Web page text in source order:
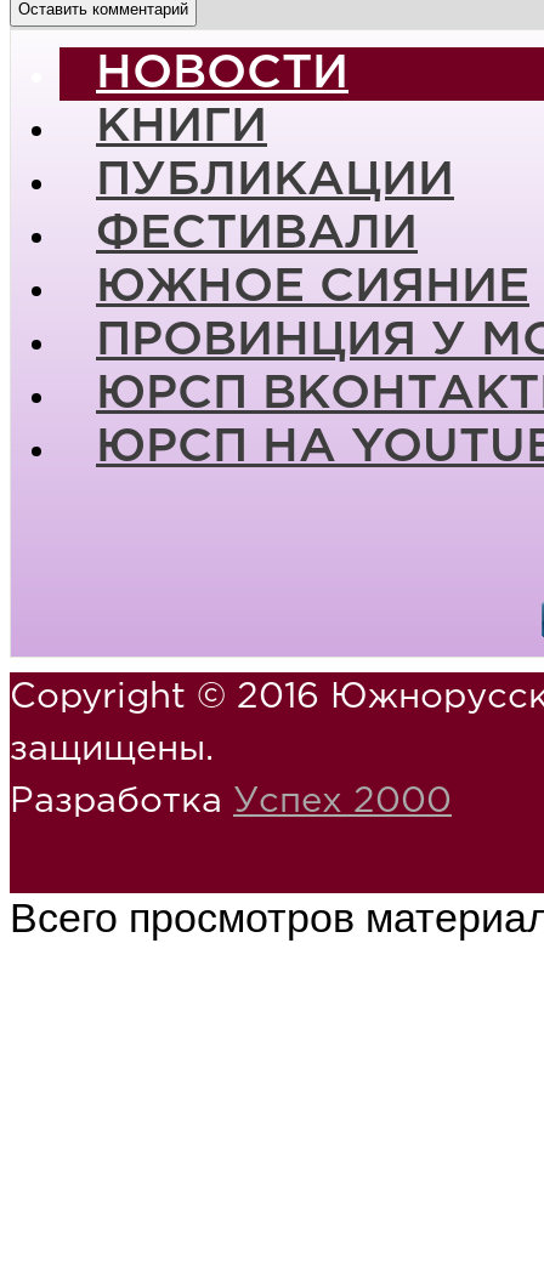
НОВОСТИ
КНИГИ
ПУБЛИКАЦИИ
ФЕСТИВАЛИ
ЮЖНОЕ СИЯНИЕ
ПРОВИНЦИЯ У
ЮРСП
ЮРСП НА
Copyright © 2016
защищены.
Разработка Успех 2000
Всего просмотров